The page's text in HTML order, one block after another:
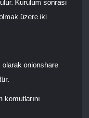
Kurulum sonrası
üzere iki
onionshare
komutlarını